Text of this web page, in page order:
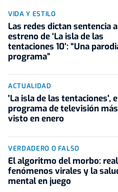
VIDA Y ESTILO
Las redes dictan sentencia
estreno de ‘La isla de las
tentaciones 10’: “Una
programa”
ACTUALIDAD
'La isla de las tentaciones',
programa de televisión más
visto en enero
VERDADERO O FALSO
El algoritmo del morbo:
fenómenos virales y la
mental en juego